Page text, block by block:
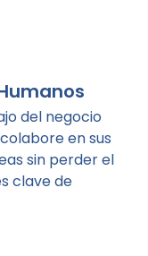
del negocio
en sus
sin perder el
clave de